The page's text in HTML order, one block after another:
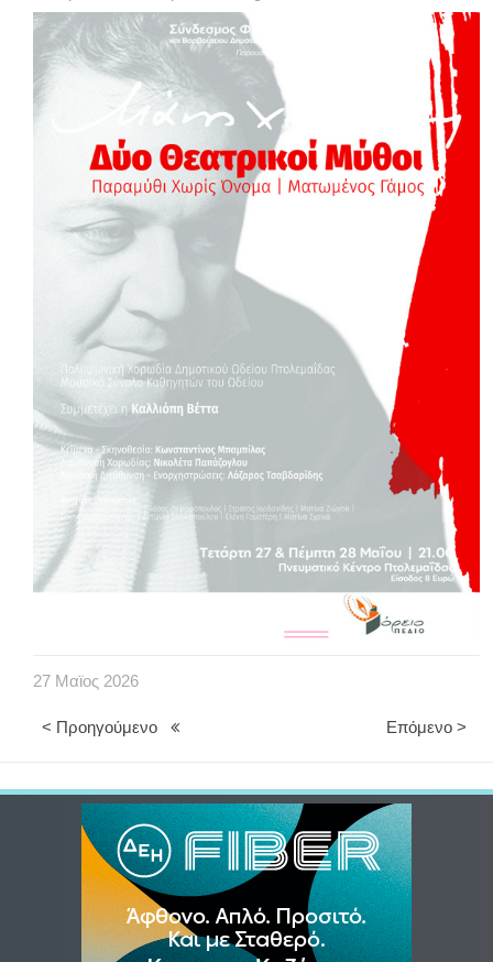
27 Μαϊος 2026
< Προηγούμενο Επόμενο >